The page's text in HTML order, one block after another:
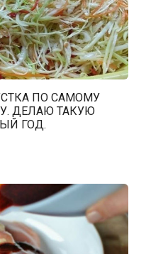
ПО САМОМУ
ДЕЛАЮ ТАКУЮ
ГОД.